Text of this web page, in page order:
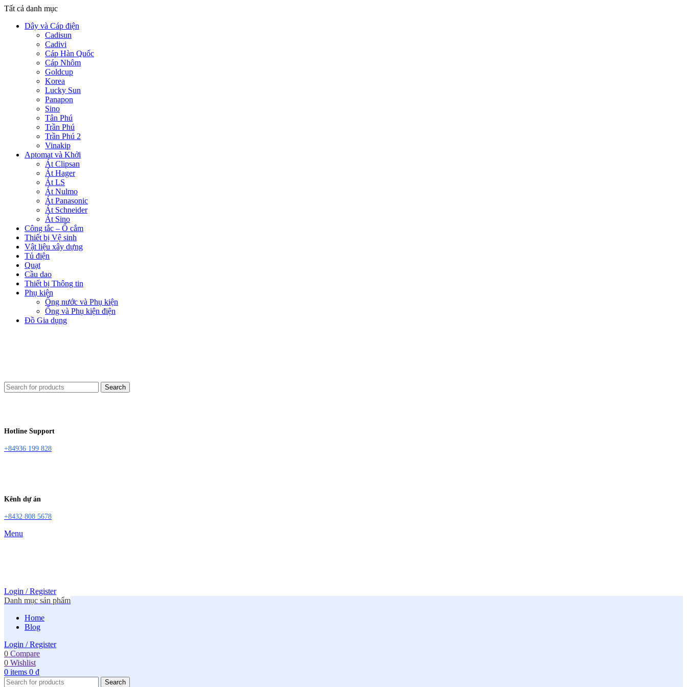
Tất cả danh mục
Dây và Cáp điện
Cadisun
Cadivi
Cáp Hàn Quốc
Cáp Nhôm
Goldcup
Korea
Lucky Sun
Panapon
Sino
Tân Phú
Trần Phú
Trần Phú 2
Vinakip
Aptomat và Khởi
Át Clipsan
Át Hager
Át LS
Át Nulmo
Át Panasonic
Át Schneider
Át Sino
Công tắc – Ổ cắm
Thiết bị Vệ sinh
Vật liệu xây dựng
Tủ điện
Quạt
Cầu dao
Thiết bị Thông tin
Phụ kiện
Ống nước và Phụ kiện
Ống và Phụ kiện điện
Đồ Gia dụng
Search
Hotline Support
+84936 199 828
Kênh dự án
+8432 808 5678
Menu
Login / Register
Danh mục sản phẩm
Home
Blog
Login / Register
0 Compare
0 Wishlist
0 items 0 ₫
Search